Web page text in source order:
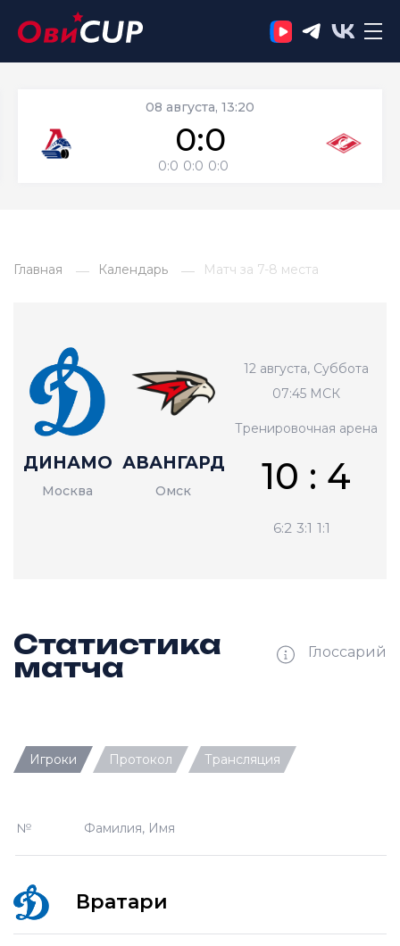
08 августа, 13:20
0:0
0:0 0:0 0:0
Главная Календарь Матч за 7-8 места
ДИНАМО
Москва
12 августа, Суббота
07:45 МСК
Тренировочная арена
10 : 4
6:2 3:1 1:1
АВАНГАРД
Омск
Статистика
матча Глоссарий
П — кол-во передач
игрока на площадке
-2 —
игроков на площад
Игроки Протокол Трансляция
№ Фамилия, Имя
Вратари